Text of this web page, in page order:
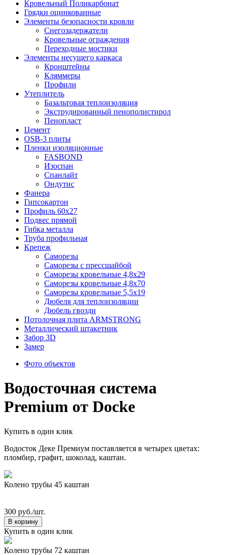
Кровельный Поликарбонат
Грядки оцинкованные
Элементы безопасности кровли
Снегозадержатели
Кровельные ограждения
Переходные мостики
Элементы несущего каркаса
Кронштейны
Кляммеры
Профили
Утеплитель
Базальтовая теплоизоляция
Экструдированный пенополистирол
Пенопласт
Цемент
OSB-3 плиты
Пленки изоляционные
FASBOND
Изоспан
Спанлайт
Ондутис
Фанера
Гипсокартон
Профиль 60х27
Подвес прямой
Гибка металла
Труба профильная
Крепеж
Саморезы
Саморезы с прессшайбой
Саморезы кровельные 4,8х29
Саморезы кровельные 4,8х70
Саморезы кровельные 5,5х19
Дюбеля для теплоизоляции
Дюбель гвозди
Потолочная плита ARMSTRONG
Металлический штакетник
Забор 3D
Замер
Фото объектов
Водосточная система
Premium от Docke
Купить в один клик
Водосток Деке Премиум поставляется в четырех цветах:
пломбир, графит, шоколад, каштан.
Колено трубы 45 каштан
300 руб./шт.
В корзину
Купить в один клик
Колено трубы 72 каштан